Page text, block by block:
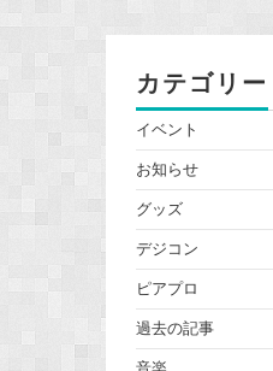
カテゴリー
イベント
お知らせ
グッズ
デジコン
ピアプロ
過去の記事